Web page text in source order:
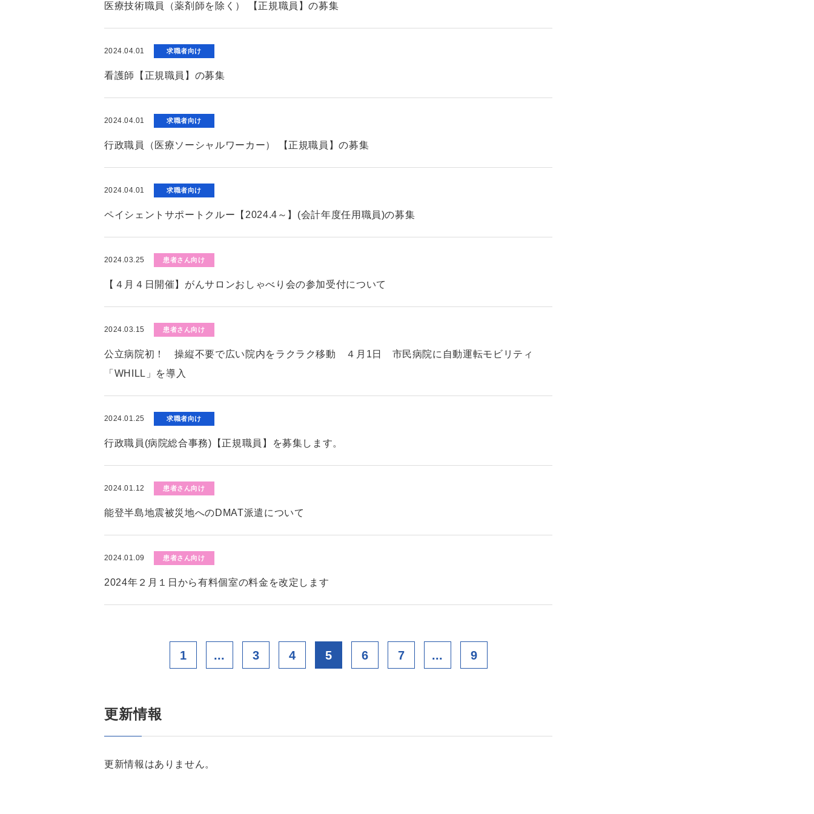
医療技術職員（薬剤師を除く） 【正規職員】の募集
2024.04.01 求職者向け
看護師【正規職員】の募集
2024.04.01 求職者向け
行政職員（医療ソーシャルワーカー） 【正規職員】の募集
2024.04.01 求職者向け
ペイシェントサポートクルー【2024.4～】(会計年度任用職員)の募集
2024.03.25 患者さん向け
【４月４日開催】がんサロンおしゃべり会の参加受付について
2024.03.15 患者さん向け
公立病院初！ 操縦不要で広い院内をラクラク移動 ４月1日 市民病院に自動運転モビリティ
「WHILL」を導入
2024.01.25 求職者向け
行政職員(病院総合事務)【正規職員】を募集します。
2024.01.12 患者さん向け
能登半島地震被災地へのDMAT派遣について
2024.01.09 患者さん向け
2024年２月１日から有料個室の料金を改定します
1 ... 3 4 5 6 7 ... 9
更新情報
更新情報はありません。